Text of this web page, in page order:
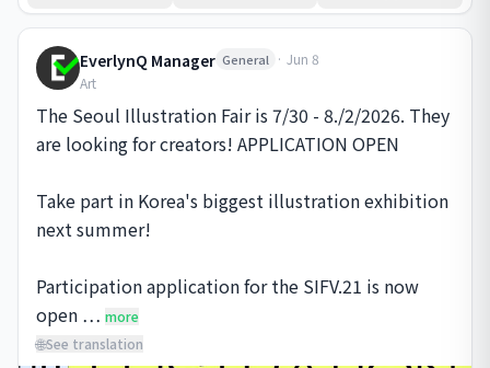
EverlynQ Manager General · Jun 8
Art
The Seoul Illustration Fair is 7/30 - 8./2/2026. They
are looking for creators! APPLICATION OPEN
Take part in Korea's biggest illustration exhibition
next summer!
Participation application for the SIFV.21 is now
open … more
🌐See translation